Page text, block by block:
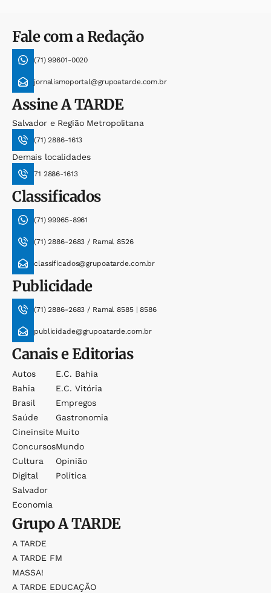
Fale com a Redação
(71) 99601-0020
jornalismoportal@grupoatarde.com.br
AssineA TARDE
Salvador e Região Metropolitana
(71) 2886-1613
Demais localidades
71 2886-1613
Classificados
(71) 99965-8961
(71) 2886-2683 / Ramal 8526
classificados@grupoatarde.com.br
Publicidade
(71) 2886-2683 / Ramal 8585 | 8586
publicidade@grupoatarde.com.br
Canais e Editorias
Autos
Bahia
Brasil
Saúde
Cineinsite
Concursos
Cultura
Digital
Salvador
Economia
E.c. Bahia
E.c. Vitória
Empregos
Gastronomia
Muito
Mundo
Opinião
Política
GrupoA TARDE
A TARDE
A TARDE FM
MASSA!
A TARDE EDUCAÇÃO